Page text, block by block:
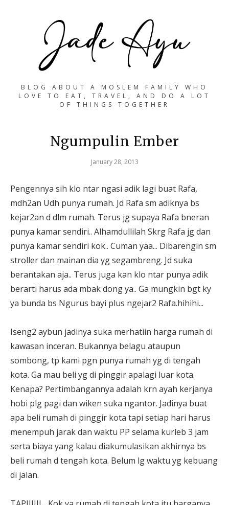
BLOG ABOUT A MOSLEM FAMILY WHO
LOVE TO EAT, TRAVEL, AND DO A LOT
OF THINGS TOGETHER
Ngumpulin Ember
January 28, 2013
Pengennya sih klo ntar ngasi adik lagi buat Rafa,
mdh2an Udh punya rumah. Jd Rafa sm adiknya bs
kejar2an d dlm rumah. Terus jg supaya Rafa bneran
punya kamar sendiri.. Alhamdullilah Skrg Rafa jg dan
punya kamar sendiri kok.. Cuman yaa... Dibarengin sm
stroller dan mainan dia yg segambreng. Jd suka
berantakan aja.. Terus juga kan klo ntar punya adik
berarti harus ada mbak dong ya.. Ga mungkin bgt ky
ya bunda bs Ngurus bayi plus ngejar2 Rafa.hihihi...
Iseng2 aybun jadinya suka merhatiin harga rumah di
kawasan inceran. Bukannya belagu ataupun
sombong, tp kami pgn punya rumah yg di tengah
kota. Ga mau beli yg di pinggir apalagi luar kota.
Kenapa? Pertimbangannya adalah krn ayah kerjanya
hobi plg pagi dan wiken suka ngantor. Jadinya buat
apa beli rumah di pinggir kota tapi setiap hari harus
menempuh jarak dan waktu PP selama kurleb 3 jam
serta biaya yang kalau diakumulasikan akhirnya bs
beli rumah d tengah kota. Belum lg waktu yg kebuang
di jalan.